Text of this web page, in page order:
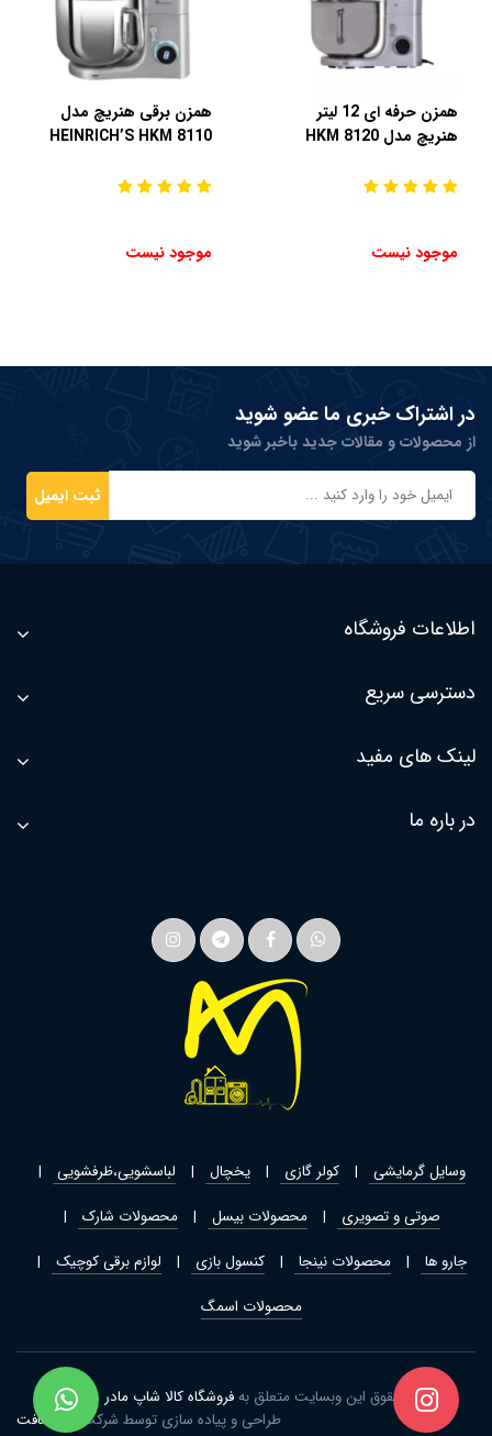
همزن حرفه ای 12 لیتر
هنریچ مدل HKM 8120
موجود نیست
همزن برقی هنریچ مدل
HEINRICH’S HKM 8110
موجود نیست
در اشتراک خبری ما عضو شوید
از محصولات و مقالات جدید باخبر شوید
ثبت ایمیل
اطلاعات فروشگاه
دسترسی سریع
لینک های مفید
در باره ما
وسایل گرمایشی کولر گازی یخچال
لباسشویی،ظرفشویی
صوتی و تصویری
محصولات بیسل
محصولات شارک
جارو ها
محصولات نینجا کنسول بازی
لوازم برقی کوچیک
محصولات اسمگ
تمامی حقوق این وبسایت متعلق بهفروشگاه کالا شاپ مادر می باشد
طراحی و پیاده سازی توسط شرکت
ژیار سافت